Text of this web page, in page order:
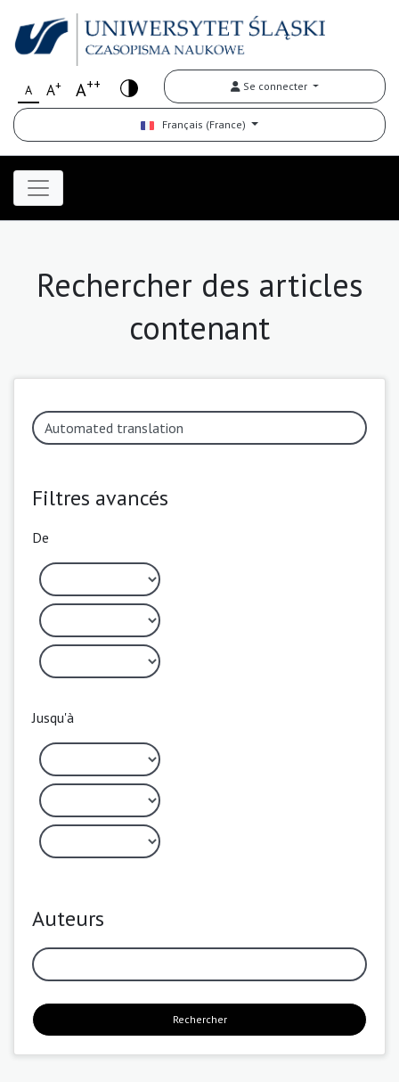
A A+ A++ Se connecter
Français (France)
Rechercher des articles
contenant
Filtres avancés
De
Jusqu'à
Auteurs
Rechercher